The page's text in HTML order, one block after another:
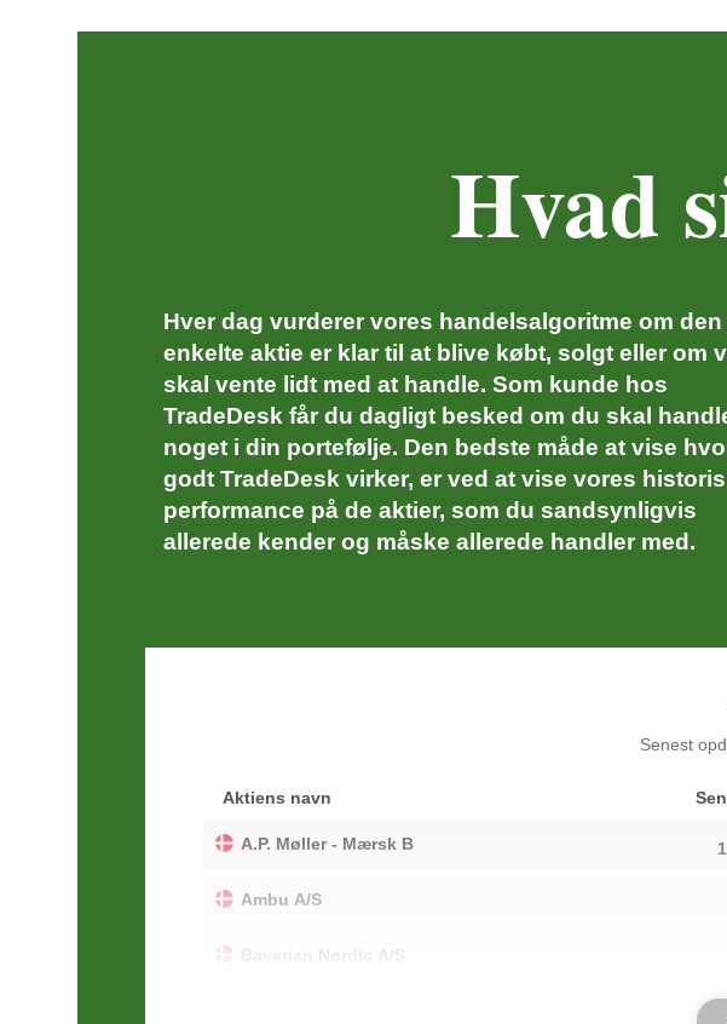
Hvad
Hver dag vurderer vores handelsalgoritme om den
enkelte aktie er klar til at blive købt, solgt eller om
skal vente lidt med at handle. Som kunde hos
TradeDesk får du dagligt besked om du skal
noget i din portefølje. Den bedste måde at vise
godt TradeDesk virker, er ved at vise vores
performance på de aktier, som du sandsynligvis
allerede kender og måske allerede handler med.
Senest
Aktiens navn
A.P. Møller - Mærsk B
Ambu A/S
Bavarian Nordic A/S